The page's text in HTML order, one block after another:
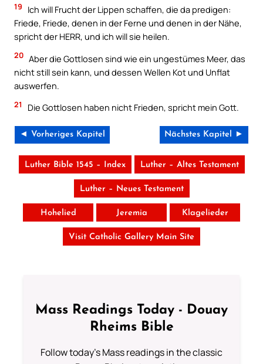
19
Ich will Frucht der Lippen schaffen, die da predigen:
Friede, Friede, denen in der Ferne und denen in der Nähe,
spricht der HERR, und ich will sie heilen.
20 Aber die Gottlosen sind wie ein ungestümes Meer, das
nicht still sein kann, und dessen Wellen Kot und Unflat
auswerfen.
21 Die Gottlosen haben nicht Frieden, spricht mein Gott.
◄ Vorheriges Kapitel Nächstes Kapitel ►
Luther Bible 1545 – Index Luther – Altes Testament
Luther – Neues Testament
Hohelied Jeremia Klagelieder
Visit Catholic Gallery Main Site
Mass Readings Today - Douay
Rheims Bible
Follow today's Mass readings in the classic